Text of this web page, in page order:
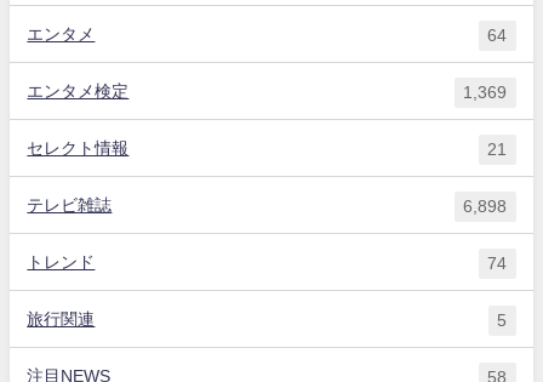
エンタメ 64
エンタメ検定 1,369
セレクト情報 21
テレビ雑誌 6,898
トレンド 74
旅行関連 5
注目NEWS 58